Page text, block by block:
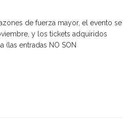
de fuerza mayor, el evento se
y los tickets adquiridos
(las entradas NO SON